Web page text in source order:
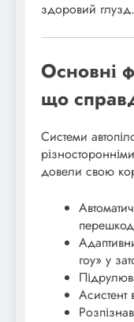
здоровий глузд.
Основні
що
Системи
довели свою
гоу» у
Асистент